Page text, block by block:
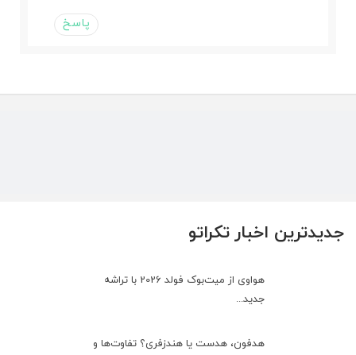
جدیدترین اخبار تکراتو
هواوی از میت‌بوک فولد 2026 با تراشه
جدید...
هدفون، هدست یا هندزفری؟ تفاوت‌ها و
پاسخ